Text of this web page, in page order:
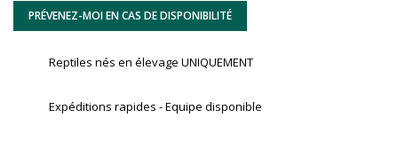
PRÉVENEZ-MOI EN CAS DE DISPONIBILITÉ
Reptiles nés en élevage UNIQUEMENT
Expéditions rapides - Equipe disponible